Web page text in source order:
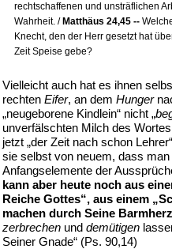
rechtschaffenen und unsträflichen
Wahrheit. / Matthäus 24,45 --
Knecht, den der Herr gesetzt hat
Zeit Speise gebe?
Vielleicht auch hat es ihnen
rechten Eifer, an dem Hunger
„neugeborene Kindlein“ nicht „
unverfälschten Milch des
jetzt „der Zeit nach schon
sie selbst von neuem, dass
Anfangselemente der
kann aber heute noch aus
Reiche Gottes“, aus einem
machen durch Seine
zerbrechen und demütigen
Seiner Gnade“ (Ps. 90,14)